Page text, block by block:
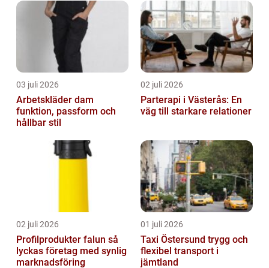
03 juli 2026
Arbetskläder dam
funktion, passform och
hållbar stil
02 juli 2026
Parterapi i Västerås: En
väg till starkare relationer
02 juli 2026
Profilprodukter falun så
lyckas företag med synlig
marknadsföring
01 juli 2026
Taxi Östersund trygg och
flexibel transport i
jämtland